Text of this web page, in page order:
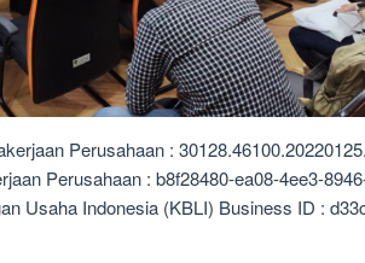
Perusahaan :
Perusahaan : b8f28480-ea08-4ee3-
Usaha Indonesia (KBLI) Business ID :